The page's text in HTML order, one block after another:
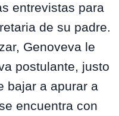
entrevistas para
de su padre.
Genoveva le
postulante, justo
bajar a apurar a
encuentra con